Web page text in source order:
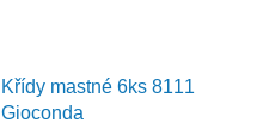
Křídy mastné 6ks 8111
Gioconda